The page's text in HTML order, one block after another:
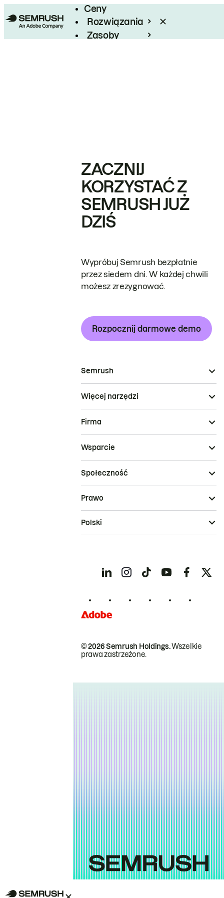
Ceny
Rozwiązania
Zasoby
ZACZNIJ
KORZYSTAĆ Z
SEMRUSH JUŻ
DZIŚ
Wypróbuj Semrush bezpłatnie
przez siedem dni. W każdej chwili
możesz zrezygnować.
Rozpocznij darmowe demo
Semrush
Więcej narzędzi
Firma
Wsparcie
Społeczność
© 2026 Semrush Holdings.Wszelkie
prawa zastrzeżone.
Prawo
Polski